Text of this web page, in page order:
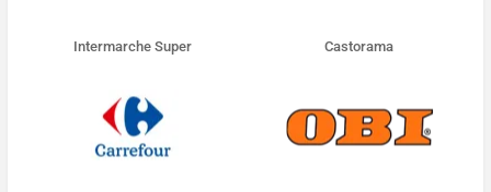
Intermarche Super Castorama